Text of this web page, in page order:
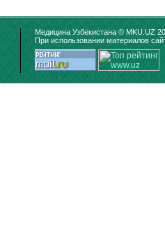
Медицина Узбекистана © MKU.UZ
При использовании материалов